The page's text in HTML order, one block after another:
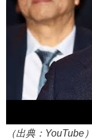
（出典：YouTube）